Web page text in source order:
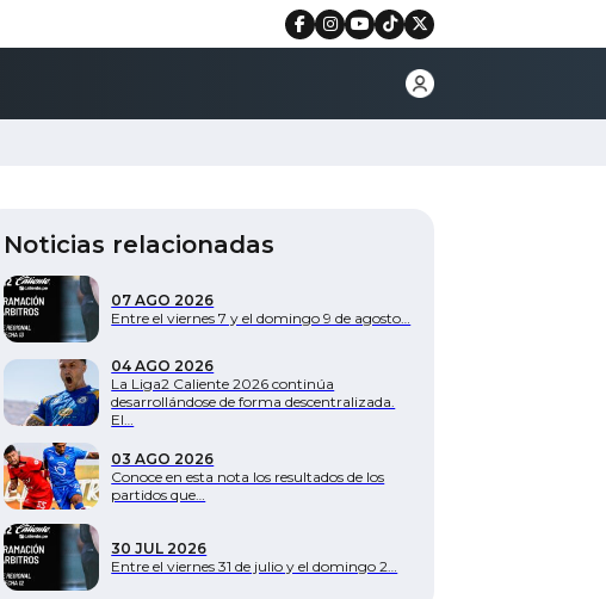
Noticias relacionadas
07 AGO 2026
Entre el viernes 7 y el domingo 9 de agosto…
04 AGO 2026
La Liga2 Caliente 2026 continúa
desarrollándose de forma descentralizada.
El…
03 AGO 2026
Conoce en esta nota los resultados de los
partidos que…
30 JUL 2026
Entre el viernes 31 de julio y el domingo 2…